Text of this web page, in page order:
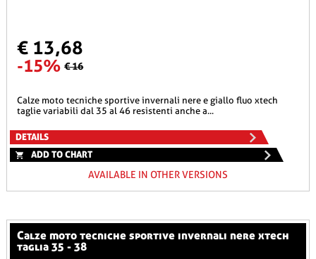
€ 13,68
-15% € 16
calze moto tecniche sportive invernali nere e giallo fluo xtech
taglie variabili dal 35 al 46 resistenti anche a...
DETAILS
ADD TO CHART
AVAILABLE IN OTHER VERSIONS
calze moto tecniche sportive invernali nere xtech
taglia 35 - 38